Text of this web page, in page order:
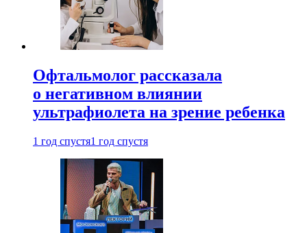
Офтальмолог рассказала
о негативном влиянии
ультрафиолета на зрение ребенка
1 год спустя1 год спустя